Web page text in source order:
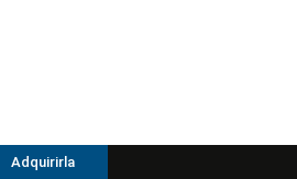
Adquirirla